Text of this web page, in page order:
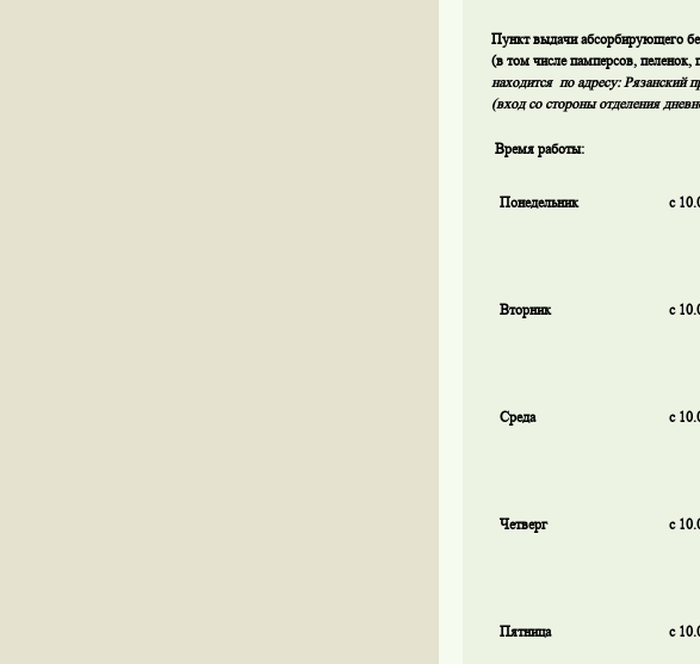
Пункт выдачи абсорбирующего
(в том числе памперсов, пеленок,
находится по адресу: Рязанский
(вход со стороны отделения
Время работы:
Понедельник с
Вторник с
Среда с
Четверг с
Пятница с